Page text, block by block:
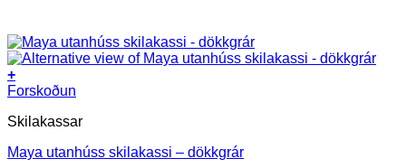
+
Forskoðun
Skilakassar
Maya utanhúss skilakassi – dökkgrár